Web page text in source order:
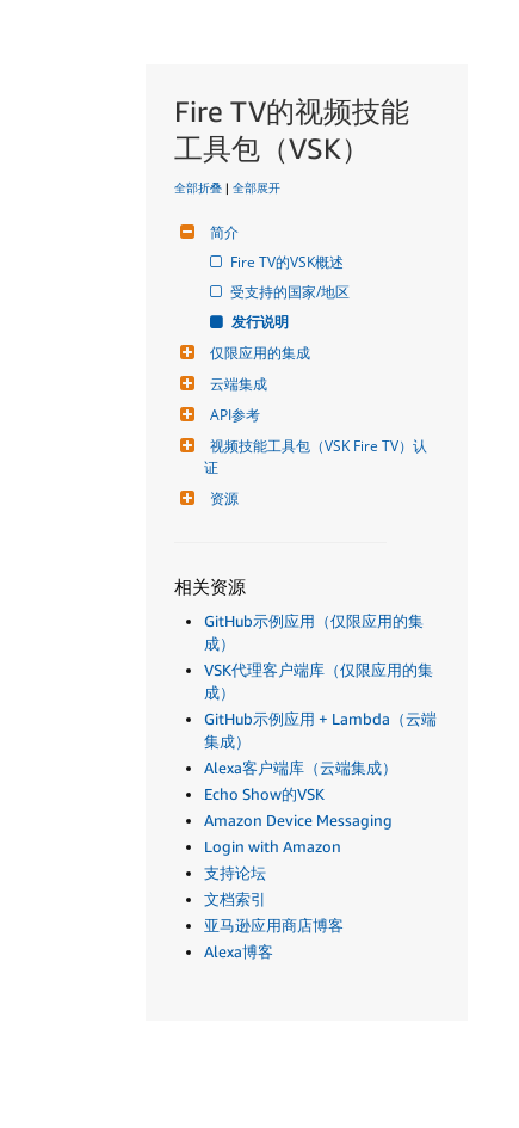
Fire TV的视频技能
工具包（VSK）
全部折叠 | 全部展开
简介
Fire TV的VSK概述
受支持的国家/地区
发行说明
仅限应用的集成
云端集成
API参考
视频技能工具包（VSK Fire TV）认
证
资源
相关资源
GitHub示例应用（仅限应用的集
成）
VSK代理客户端库（仅限应用的集
成）
GitHub示例应用 + Lambda（云端
集成）
Alexa客户端库（云端集成）
Echo Show的VSK
Amazon Device Messaging
Login with Amazon
支持论坛
文档索引
亚马逊应用商店博客
Alexa博客